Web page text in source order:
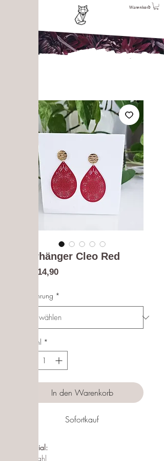
Warenkorb
Ohrhänger Cleo Red
€14,90Sale-
Ausführung *
Anzahl *
In den Warenkorb
Sofortkauf
Material:
Edelstahl